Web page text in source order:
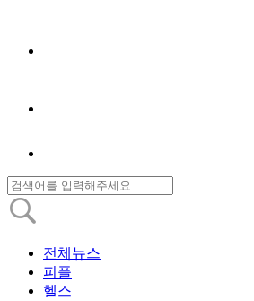
전체뉴스
피플
헬스